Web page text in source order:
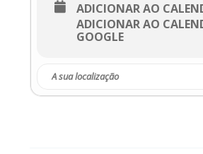
ADICIONAR AO
ADICIONAR AO
GOOGLE